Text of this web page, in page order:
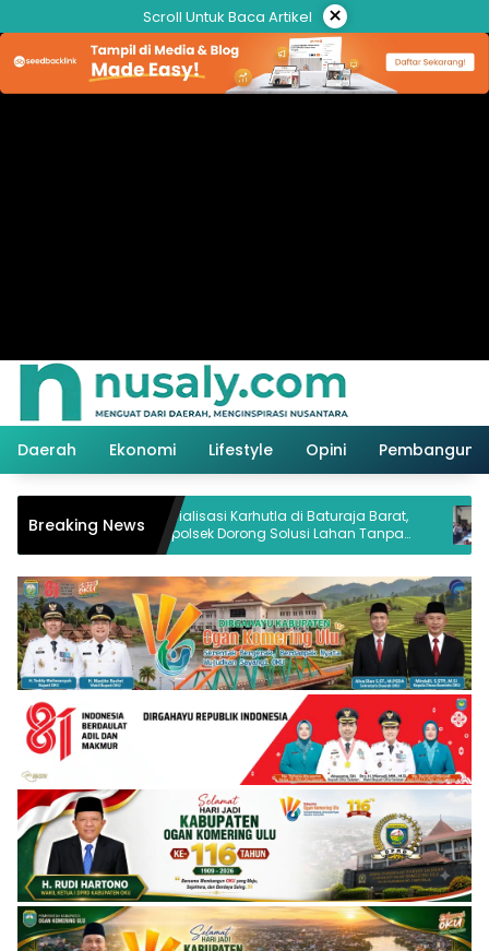
ke
konten
Scroll Untuk Baca Artikel ×
Daerah Ekonomi Lifestyle Opini
Breaking News
Sosialisasi Karhutla di Baturaja Barat,
Kapolsek Dorong Solusi Lahan Tanpa
Bakar di Batu Kuning
Kapolres OKU:
yang